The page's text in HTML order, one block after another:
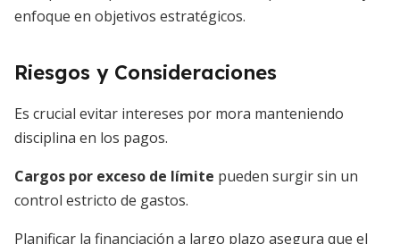
enfoque en objetivos estratégicos.
Riesgos y Consideraciones
Es crucial evitar intereses por mora manteniendo
disciplina en los pagos.
Cargos por exceso de límite pueden surgir sin un
control estricto de gastos.
Planificar la financiación a largo plazo asegura que el